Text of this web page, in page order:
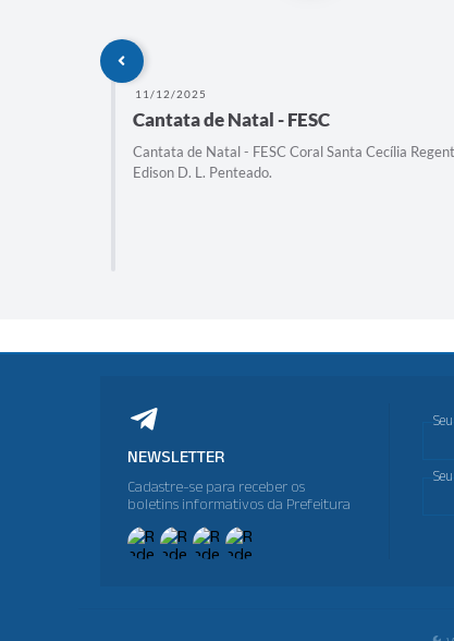
11/12/2025
Cantata de Natal - FESC
Cantata de Natal - FESC Coral Santa Cecília
Edison D. L. Penteado.
NEWSLETTER
Cadastre-se para receber os
boletins informativos da Prefeitura